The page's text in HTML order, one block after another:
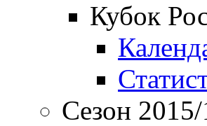
Кубок
Сезон